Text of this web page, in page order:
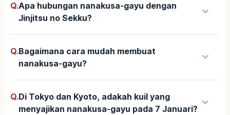
Q.Apa hubungan nanakusa-gayu dengan
Jinjitsu no Sekku?
keyboard_arrow_down
Q.Bagaimana cara mudah membuat
nanakusa-gayu?
keyboard_arrow_down
Q.Di Tokyo dan Kyoto, adakah kuil yang
menyajikan nanakusa-gayu pada 7 Januari? keyboard_arrow_down